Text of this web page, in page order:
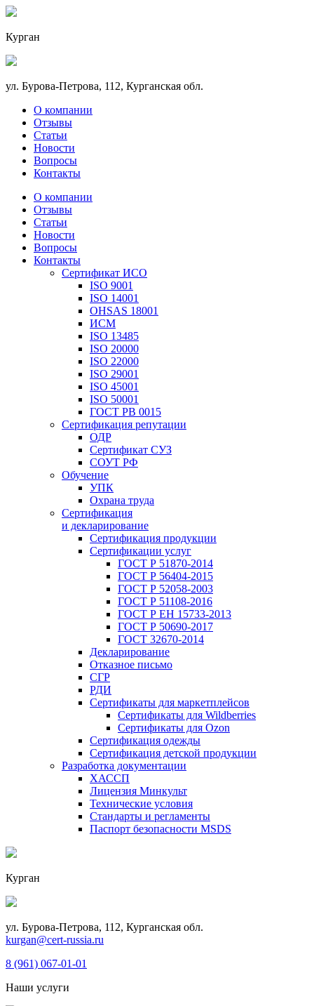
Курган
ул. Бурова-Петрова, 112, Курганская обл.
О компании
Отзывы
Статьи
Новости
Вопросы
Контакты
О компании
Отзывы
Статьи
Новости
Вопросы
Контакты
Сертификат ИСО
ISO 9001
ISO 14001
OHSAS 18001
ИСМ
ISO 13485
ISO 20000
ISO 22000
ISO 29001
ISO 45001
ISO 50001
ГОСТ РВ 0015
Сертификация репутации
ОДР
Сертификат СУЗ
СОУТ РФ
Обучение
УПК
Охрана труда
Сертификация
и декларирование
Сертификация продукции
Сертификации услуг
ГОСТ Р 51870-2014
ГОСТ Р 56404-2015
ГОСТ Р 52058-2003
ГОСТ Р 51108-2016
ГОСТ Р ЕН 15733-2013
ГОСТ Р 50690-2017
ГОСТ 32670-2014
Декларирование
Отказное письмо
СГР
РДИ
Сертификаты для маркетплейсов
Сертификаты для Wildberries
Сертификаты для Ozon
Сертификация одежды
Сертификация детской продукции
Разработка документации
ХАССП
Лицензия Минкульт
Технические условия
Стандарты и регламенты
Паспорт безопасности MSDS
Курган
ул. Бурова-Петрова, 112, Курганская обл.
kurgan@cert-russia.ru
8 (961) 067-01-01
Наши услуги